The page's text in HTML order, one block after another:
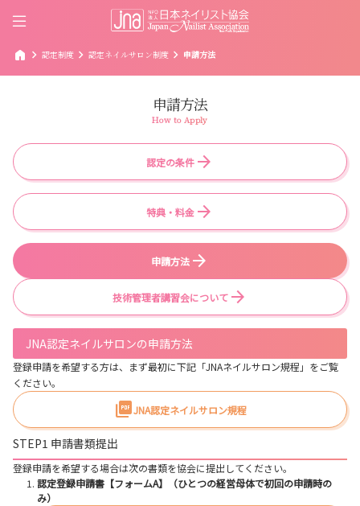
home chevron_right 認定制度 chevron_right 認定ネイルサロン制度 chevron_right 申請方法
申請方法
How to Apply
認定の条件
特典・料金
申請方法
技術管理者講習会について
JNA認定ネイルサロンの申請方法
登録申請を希望する方は、まず最初に下記「JNAネイルサロン規程」をご覧
ください。
JNA認定ネイルサロン規程
STEP1 申請書類提出
登録申請を希望する場合は次の書類を協会に提出してください。
認定登録申請書【フォームA】（ひとつの経営母体で初回の申請時の
み）